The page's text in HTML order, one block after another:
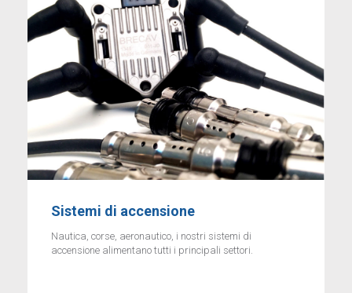
Sistemi di accensione
Nautica, corse, aeronautico, i nostri sistemi di
accensione alimentano tutti i principali settori.